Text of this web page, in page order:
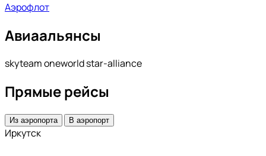
Аэрофлот
Авиаальянсы
skyteam oneworld star-alliance
Прямые рейсы
Из аэропорта В аэропорт
Иркутск